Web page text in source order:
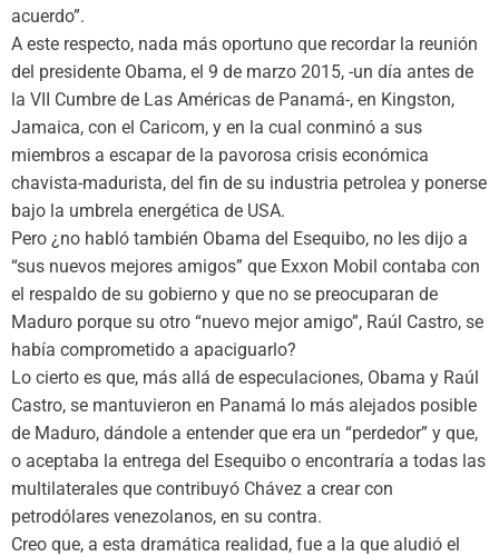
acuerdo”.
A este respecto, nada más oportuno que recordar la reunión
del presidente Obama, el 9 de marzo 2015, -un día antes de
la VII Cumbre de Las Américas de Panamá-, en Kingston,
Jamaica, con el Caricom, y en la cual conminó a sus
miembros a escapar de la pavorosa crisis económica
chavista-madurista, del fin de su industria petrolea y ponerse
bajo la umbrela energética de USA.
Pero ¿no habló también Obama del Esequibo, no les dijo a
“sus nuevos mejores amigos” que Exxon Mobil contaba con
el respaldo de su gobierno y que no se preocuparan de
Maduro porque su otro “nuevo mejor amigo”, Raúl Castro, se
había comprometido a apaciguarlo?
Lo cierto es que, más allá de especulaciones, Obama y Raúl
Castro, se mantuvieron en Panamá lo más alejados posible
de Maduro, dándole a entender que era un “perdedor” y que,
o aceptaba la entrega del Esequibo o encontraría a todas las
multilaterales que contribuyó Chávez a crear con
petrodólares venezolanos, en su contra.
Creo que, a esta dramática realidad, fue a la que aludió el